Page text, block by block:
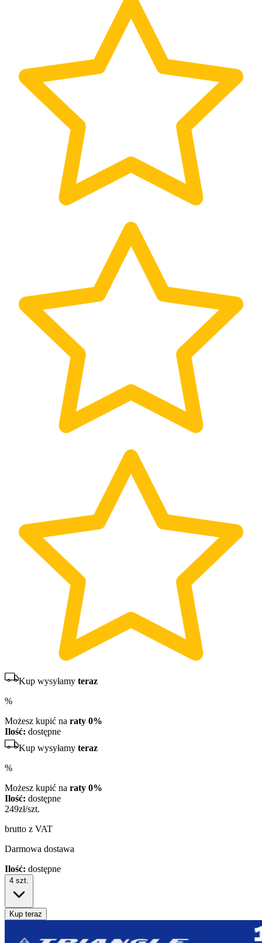
Kup wysyłamy teraz
%
Możesz kupić na raty 0%
Ilość: dostępne
Kup wysyłamy teraz
%
Możesz kupić na raty 0%
Ilość: dostępne
249zł/szt.
brutto z VAT
Darmowa dostawa
Ilość: dostępne
4 szt.
Kup teraz